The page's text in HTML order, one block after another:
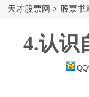
天才股票网 > 股票书
4.认识
QQ